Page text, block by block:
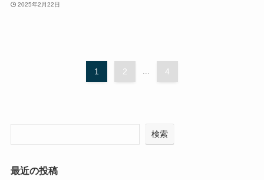
2025年2月22日
1 2 ... 4
検索
最近の投稿